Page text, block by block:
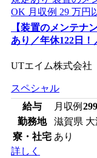
【装置のメンテナ
あり／年休122日！
UTエイム株式会社
スペシャル
給与
月収例
勤務地
滋賀県
寮・社宅 あり
詳しく